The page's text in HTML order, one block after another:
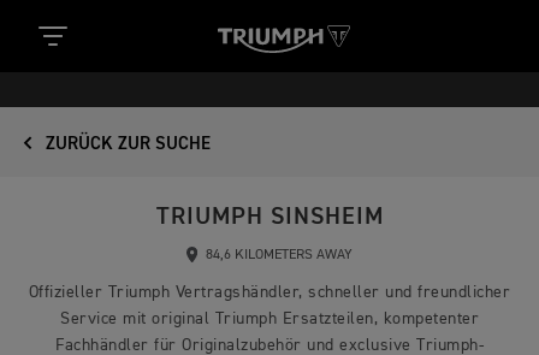
ZURÜCK ZUR SUCHE
TRIUMPH SINSHEIM
84,6 KILOMETERS AWAY
Offizieller Triumph Vertragshändler, schneller und freundlicher
Service mit original Triumph Ersatzteilen, kompetenter
Fachhändler für Originalzubehör und exclusive Triumph-